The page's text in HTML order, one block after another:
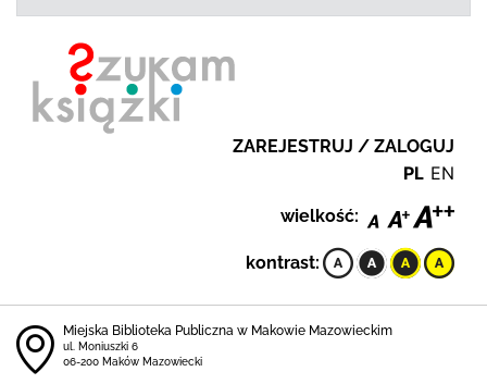
ZAREJESTRUJ / ZALOGUJ
PL EN
wielkość:
kontrast:
Miejska Biblioteka Publiczna w Makowie Mazowieckim
ul. Moniuszki 6
06-200 Maków Mazowiecki